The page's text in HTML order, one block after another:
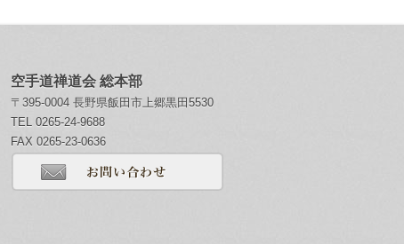
空手道禅道会 総本部
〒395-0004 長野県飯田市上郷黒田5530
TEL 0265-24-9688
FAX 0265-23-0636